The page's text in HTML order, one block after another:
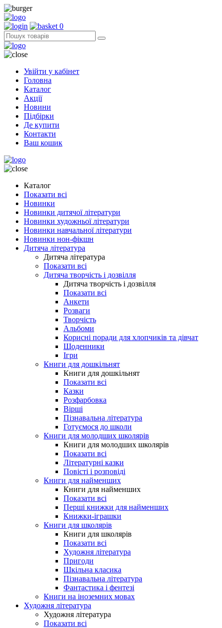
0
Увійти у кабінет
Головна
Каталог
Акції
Новини
Підбірки
Де купити
Контакти
Ваш кошик
Каталог
Показати всі
Новинки
Новинки дитячої літератури
Новинки художньої літератури
Новинки навчальної літератури
Новинки нон-фікшн
Дитяча література
Дитяча література
Показати всі
Дитяча творчість і дозвілля
Дитяча творчість і дозвілля
Показати всі
Анкети
Розваги
Творчість
Альбоми
Корисні поради для хлопчиків та дівчат
Щоденники
Ігри
Книги для дошкільнят
Книги для дошкільнят
Показати всі
Казки
Розфарбовка
Вірші
Пізнавальна література
Готуємося до школи
Книги для молодших школярів
Книги для молодших школярів
Показати всі
Літературні казки
Повісті і розповіді
Книги для найменших
Книги для найменших
Показати всі
Перші книжки для найменших
Книжки-іграшки
Книги для школярів
Книги для школярів
Показати всі
Художня література
Пригоди
Шкільна класика
Пізнавальна література
Фантастика і фентезі
Книги на іноземних мовах
Художня література
Художня література
Показати всі